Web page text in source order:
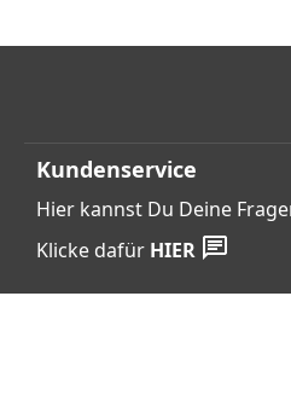
Kundenservice
Hier kannst Du Deine
Klicke dafür HIER